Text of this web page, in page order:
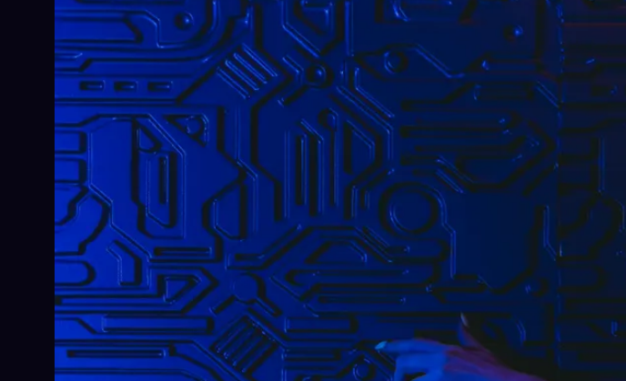
今晚吃什麽
一鍵配搭出三餸一湯的完美晚餐組合,以後免除晚餐吃什麽的煩
惱
立即下載